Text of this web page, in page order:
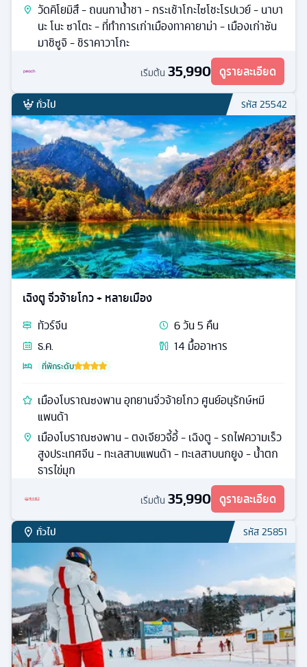
วัดคิโยมิสึ - ถนนกาน้ำชา - กระเช้าโกะไซโชะโรปเวย์ - นาบา
นะ โนะ ซาโตะ - ที่ทำการเก่าเมืองทาคายาม่า - เมืองเก่าซัน
มาชิซูจิ - ชิราคาวาโกะ
เริ่มต้น 35,990 ดูรายละเอียด
ทั่วไป รหัส25542
เฉิงตู จิ่วจ้ายโกว + หลายเมือง
ทัวร์จีน 6วัน5 คืน
ธ.ค.
14 มื้ออาหาร
ที่พักระดับ
เมืองโบราณซงพาน อุทยานจิ่วจ้ายโกว ศูนย์อนุรักษ์หมี
แพนด้า
เมืองโบราณซงพาน - ตงเจียวจี้อี้ - เฉิงตู - รถไฟความเร็ว
สูงประเทศจีน - ทะเลสาบแพนด้า - ทะเลสาบนกยูง - น้ำตก
ธารไข่มุก
เริ่มต้น 35,990 ดูรายละเอียด
ทั่วไป รหัส25851